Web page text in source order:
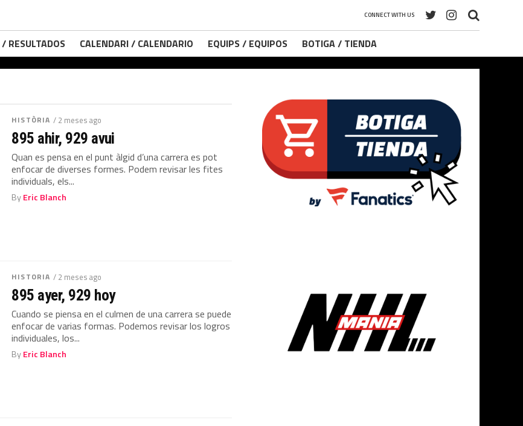
CONNECT WITH US
RESULTADOS CALENDARI / CALENDARIO EQUIPS / EQUIPOS BOTIGA / TIENDA
HISTÒRIA / 2 meses ago
895 ahir, 929 avui
Quan es pensa en el punt àlgid d’una carrera es pot
enfocar de diverses formes. Podem revisar les fites
individuals, els...
ByEric Blanch
HISTORIA / 2 meses ago
895 ayer, 929 hoy
Cuando se piensa en el culmen de una carrera se puede
enfocar de varias formas. Podemos revisar los logros
individuales, los...
ByEric Blanch